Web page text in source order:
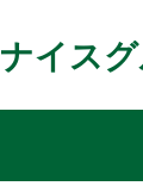
ナイス